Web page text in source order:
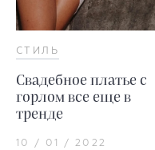
СТИЛЬ
Свадебное платье с
горлом все еще в
тренде
10 / 01 / 2022